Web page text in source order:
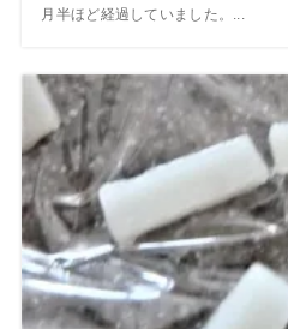
月半ほど経過していました。...